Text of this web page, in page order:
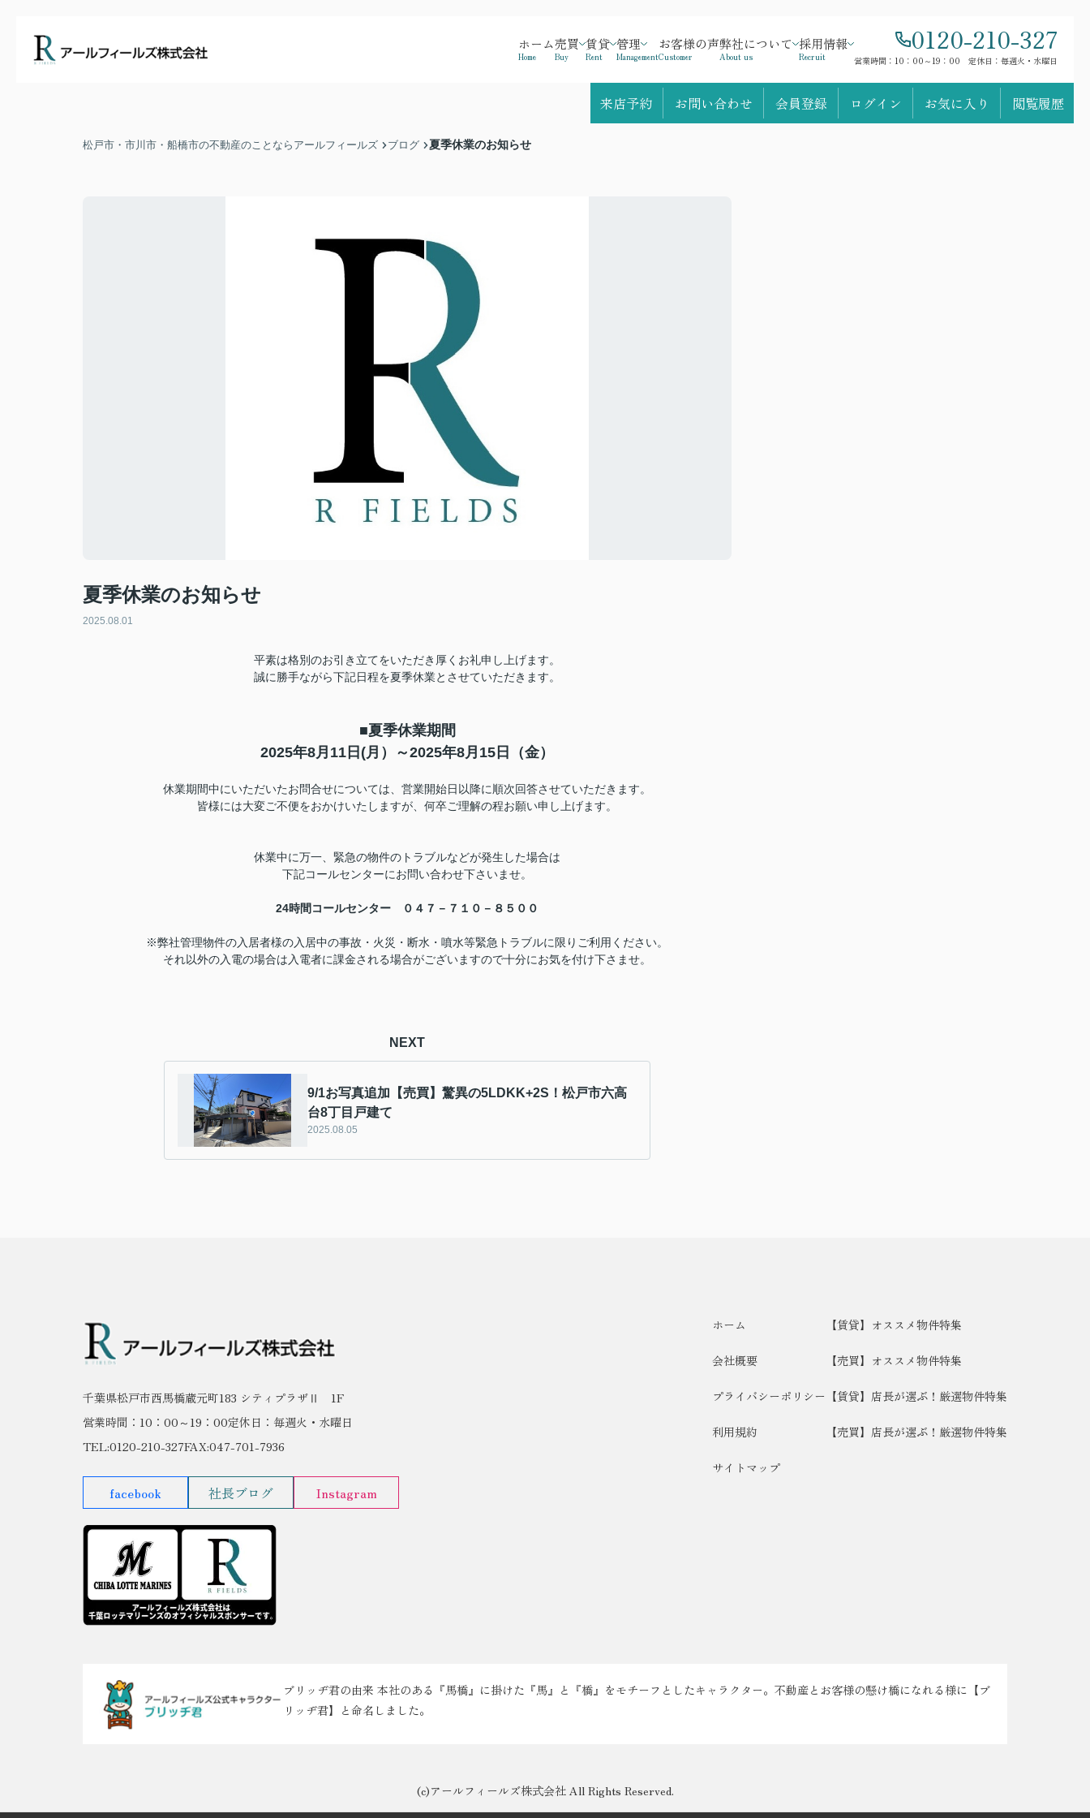
ホーム
Home
売買
Buy
賃貸
Rent
管理
Management
お客様の声
Customer
弊社について
About us
採用情報
Recruit
0120-210-327
営業時間：10：00～19：00 定休日：毎週火・水曜日
来店予約 お問い合わせ 会員登録 ログイン お気に入り 閲覧履歴
松戸市・市川市・船橋市の不動産のことならアールフィールズ ブログ 夏季休業のお知らせ
夏季休業のお知らせ
2025.08.01
平素は格別のお引き立てをいただき厚くお礼申し上げます。
誠に勝手ながら下記日程を夏季休業とさせていただきます。
■夏季休業期間
2025年8月11日(月）～2025年8月15日（金）
休業期間中にいただいたお問合せについては、営業開始日以降に順次回答させていただきます。
皆様には大変ご不便をおかけいたしますが、何卒ご理解の程お願い申し上げます。
休業中に万一、緊急の物件のトラブルなどが発生した場合は
下記コールセンターにお問い合わせ下さいませ。
24時間コールセンター ０４７－７１０－８５００
※弊社管理物件の入居者様の入居中の事故・火災・断水・噴水等緊急トラブルに限りご利用ください。
それ以外の入電の場合は入電者に課金される場合がございますので十分にお気を付け下さませ。
NEXT
9/1お写真追加【売買】驚異の5LDKK+2S！松戸市六高
台8丁目戸建て
2025.08.05
千葉県松戸市西馬橋蔵元町183 シティプラザⅡ 1F
営業時間：10：00～19：00定休日：毎週火・水曜日
TEL:0120-210-327FAX:047-701-7936
facebook 社長ブログ Instagram
ホーム
会社概要
プライバシーポリシー
利用規約
サイトマップ
【賃貸】オススメ物件特集
【売買】オススメ物件特集
【賃貸】店長が選ぶ！厳選物件特集
【売買】店長が選ぶ！厳選物件特集
ブリッヂ君の由来 本社のある『馬橋』に掛けた『馬』と『橋』をモチーフとしたキャラクター。不動産とお客様の懸け橋になれる様に【ブ
リッヂ君】と命名しました。
(c)アールフィールズ株式会社 All Rights Reserved.